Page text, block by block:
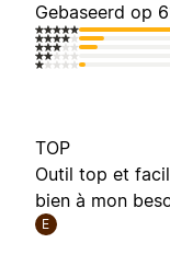
Gebaseerd op
TOP
Outil top et
bien à mon
E